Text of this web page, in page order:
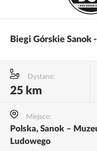
Biegi Górskie Sanok
Dystans:
25 km
Miejsce:
Polska, Sanok –
Ludowego